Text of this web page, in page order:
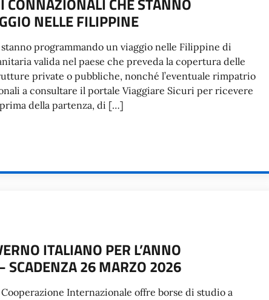
NELLE FILIPPINE
programmando un viaggio nelle Filippine di
valida nel paese che preveda la copertura delle
private o pubbliche, nonché l’eventuale rimpatrio
a consultare il portale Viaggiare Sicuri per ricevere
della partenza, di […]
ITALIANO PER L’ANNO
26 MARZO 2026
Internazionale offre borse di studio a